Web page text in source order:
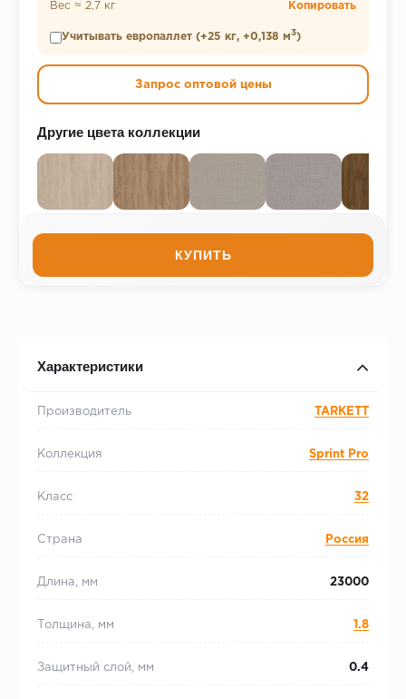
Вес ≈ 2,7 кг Копировать
Учитывать европаллет (+25 кг, +0,138 м3)
Запрос оптовой цены
Другие цвета коллекции
КУПИТЬ
Характеристики
Производитель TARKETT
Коллекция Sprint Pro
Класс 32
Страна Россия
Длина, мм 23000
Толщина, мм 1.8
Защитный слой, мм 0.4